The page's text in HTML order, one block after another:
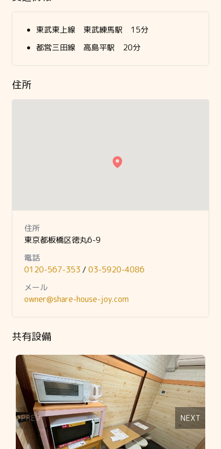
東武東上線 東武練馬駅 15分
都営三田線 高島平駅 20分
住所
住所
東京都板橋区徳丸6-9
電話
0120-567-353 / 03-5920-4086
メール
owner@share-house-joy.com
共有設備
Slide 1 of 7
PREV NEXT